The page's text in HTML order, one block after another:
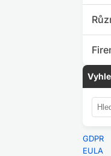
GDPR
EULA